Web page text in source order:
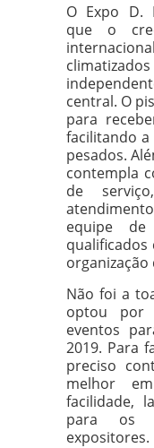
O Expo D.
que o
central. O
para
facilitando
pesados.
contempla
de
equipe de
qualificados
organização
Não foi a
optou por
eventos
2019. Para
preciso
melhor
facilidade,
para os
expositores.